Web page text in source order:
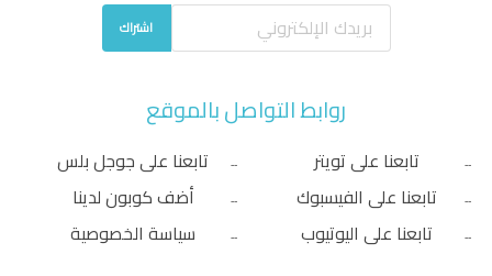
اشتراك
روابط التواصل بالموقع
تابعنا على تويتر
تابعنا على الفيسبوك
تابعنا على اليوتيوب
تابعنا على جوجل بلس
أضف كوبون لدينا
سياسة الخصوصية